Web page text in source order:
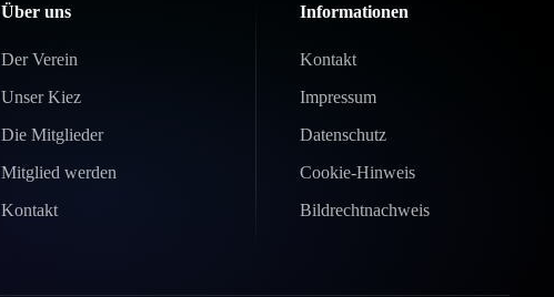
Über uns
Der Verein
Unser Kiez
Die Mitglieder
Mitglied werden
Kontakt
Informationen
Kontakt
Impressum
Datenschutz
Cookie-Hinweis
Bildrechtnachweis